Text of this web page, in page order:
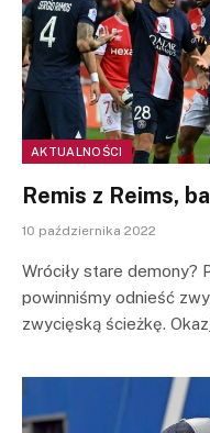
AKTUALNOŚCI
Remis z Reims,
10 października 2022
Wróciły stare demony?
powinniśmy odnieść
zwycięską ścieżkę.